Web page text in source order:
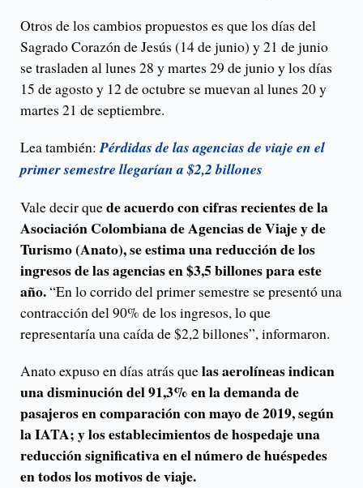
Otros de los cambios propuestos es que los días del
Sagrado Corazón de Jesús (14 de junio) y 21 de junio
se trasladen al lunes 28 y martes 29 de junio y los días
15 de agosto y 12 de octubre se muevan al lunes 20 y
martes 21 de septiembre.
Lea también:Pérdidas de las agencias de viaje en el
primer semestre llegarían a $2,2 billones
Vale decir quede acuerdo con cifras recientes de la
Asociación Colombiana de Agencias de Viaje y de
Turismo (Anato), se estima una reducción de los
ingresos de las agencias en $3,5 billones para este
año.“En lo corrido del primer semestre se presentó una
contracción del 90% de los ingresos, lo que
representaría una caída de $2,2 billones”, informaron.
Anato expuso en días atrás quelas aerolíneas indican
una disminución del 91,3% en la demanda de
pasajeros en comparación con mayo de 2019, según
la IATA; y los establecimientos de hospedaje una
reducción significativa en el número de huéspedes
en todos los motivos de viaje.